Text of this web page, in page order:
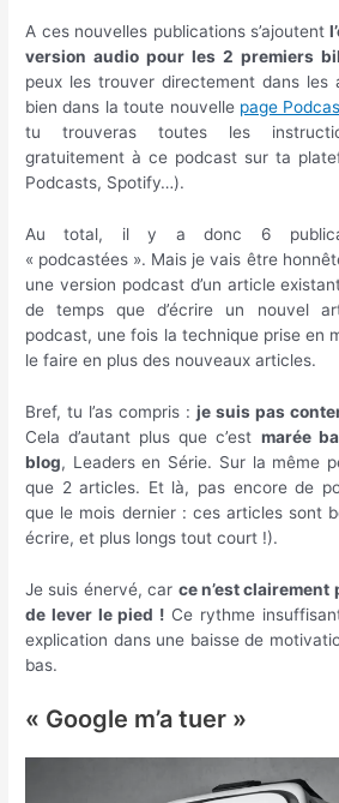
A ces nouvelles publications s’ajoutent
version audio pour les 2 premiers
peux les trouver directement dans les
bien dans la toute nouvelle page
tu trouveras toutes les
gratuitement à ce podcast sur ta
Podcasts, Spotify…).
Au total, il y a donc 6
« podcastées ». Mais je vais être
une version podcast d’un article
de temps que d’écrire un nouvel
podcast, une fois la technique prise en
le faire en plus des nouveaux articles.
Bref, tu l’as compris :je suis pas
Cela d’autant plus que c’est marée
blog, Leaders en Série. Sur la même
que 2 articles. Et là, pas encore de
que le mois dernier : ces articles sont
écrire, et plus longs tout court !).
Je suis énervé, car ce n’est clairement
de lever le pied ! Ce rythme
explication dans une baisse de
bas.
« Google m’a tuer »